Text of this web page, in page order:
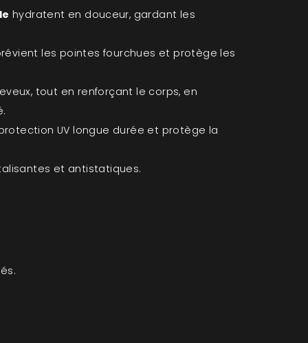
hydratent en douceur, gardant les
les pointes fourchues et protège les
tout en renforçant le corps, en
UV longue durée et protège la
et antistatiques.